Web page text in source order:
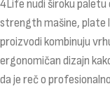
4Life nudi široku
strength mašine, plate
proizvodi kombinuju
ergonomičan dizajn
da je reč o